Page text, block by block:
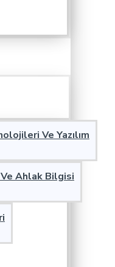
Ve Yazılım
Ahlak Bilgisi